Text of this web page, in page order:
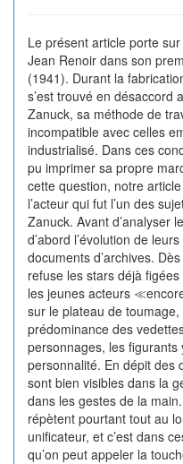
Le présent article porte
Jean Renoir dans son
(1941). Durant la
s’est trouvé en désaccord
Zanuck, sa méthode de
incompatible avec celles
industrialisé. Dans ces
pu imprimer sa propre
cette question, notre
l’acteur qui fut l’un des
Zanuck. Avant d’analyser
d’abord l’évolution de
documents d’archives.
refuse les stars déjà
les jeunes acteurs
sur le plateau de
prédominance des
personnages, les figurants
personnalité. En dépit des
sont bien visibles dans la
dans les gestes de la
répètent pourtant tout au
unificateur, et c’est dans
qu’on peut appeler la